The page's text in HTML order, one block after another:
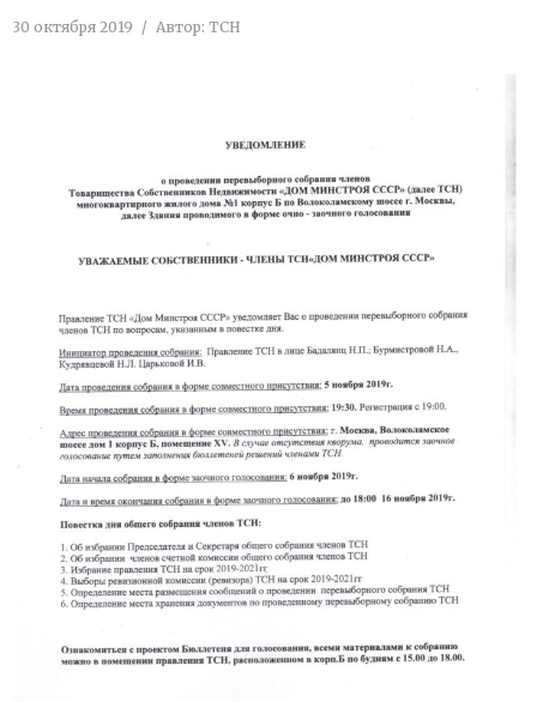
30 октября 2019 Автор: ТСН